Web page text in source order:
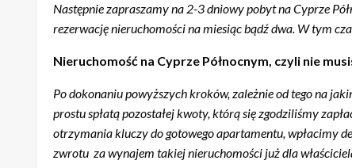
Następnie zapraszamy na 2-3 dniowy pobyt na Cyprze
rezerwację nieruchomości na miesiąc bądź dwa. W tym
Nieruchomość na Cyprze Północnym, czyli nie
Po dokonaniu powyższych kroków, zależnie od tego na
prostu spłatą pozostałej kwoty, którą się zgodziliśmy
otrzymania kluczy do gotowego apartamentu, wpłacimy
zwrotu za wynajem takiej nieruchomości już dla